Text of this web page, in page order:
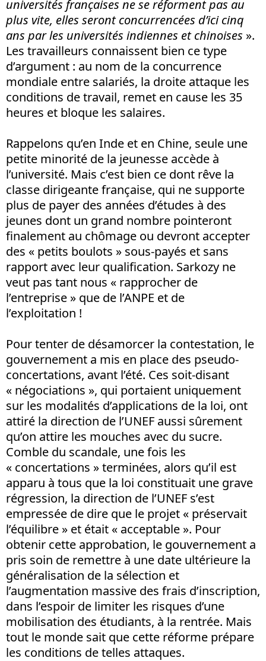
universités françaises ne se réforment pas au
plus vite, elles seront concurrencées d’ici cinq
ans par les universités indiennes et chinoises ».
Les travailleurs connaissent bien ce type
d’argument : au nom de la concurrence
mondiale entre salariés, la droite attaque les
conditions de travail, remet en cause les 35
heures et bloque les salaires.
Rappelons qu’en Inde et en Chine, seule une
petite minorité de la jeunesse accède à
l’université. Mais c’est bien ce dont rêve la
classe dirigeante française, qui ne supporte
plus de payer des années d’études à des
jeunes dont un grand nombre pointeront
finalement au chômage ou devront accepter
des « petits boulots » sous-payés et sans
rapport avec leur qualification. Sarkozy ne
veut pas tant nous « rapprocher de
l’entreprise » que de l’ANPE et de
l’exploitation !
Pour tenter de désamorcer la contestation, le
gouvernement a mis en place des pseudo-
concertations, avant l’été. Ces soit-disant
« négociations », qui portaient uniquement
sur les modalités d’applications de la loi, ont
attiré la direction de l’UNEF aussi sûrement
qu’on attire les mouches avec du sucre.
Comble du scandale, une fois les
« concertations » terminées, alors qu’il est
apparu à tous que la loi constituait une grave
régression, la direction de l’UNEF s’est
empressée de dire que le projet « préservait
l’équilibre » et était « acceptable ». Pour
obtenir cette approbation, le gouvernement a
pris soin de remettre à une date ultérieure la
généralisation de la sélection et
l’augmentation massive des frais d’inscription,
dans l’espoir de limiter les risques d’une
mobilisation des étudiants, à la rentrée. Mais
tout le monde sait que cette réforme prépare
les conditions de telles attaques.